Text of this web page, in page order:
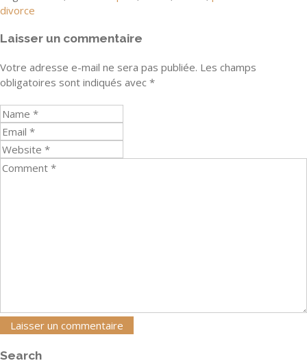
divorce
Laisser un commentaire
Votre adresse e-mail ne sera pas publiée. Les champs
obligatoires sont indiqués avec *
Search